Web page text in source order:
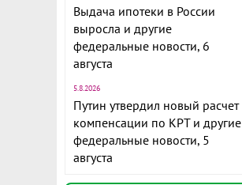
Выдача ипотеки в России
выросла и другие
федеральные новости, 6
августа
5.8.2026
Путин утвердил новый расчет
компенсации по КРТ и другие
федеральные новости, 5
августа